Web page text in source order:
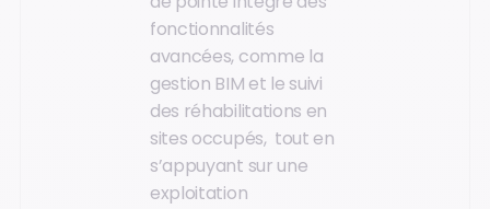
fonctionnalités
avancées, comme la
gestion BIM et le suivi
des réhabilitations en
sites occupés, tout en
s’appuyant sur une
exploitation